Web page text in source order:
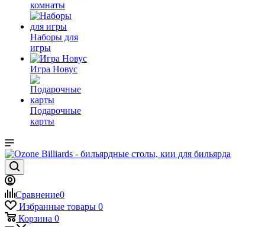
комнаты
Наборы для
игры
Игра Новус
Подарочные
карты
Сравнение0
Избранные товары 0
Корзина 0